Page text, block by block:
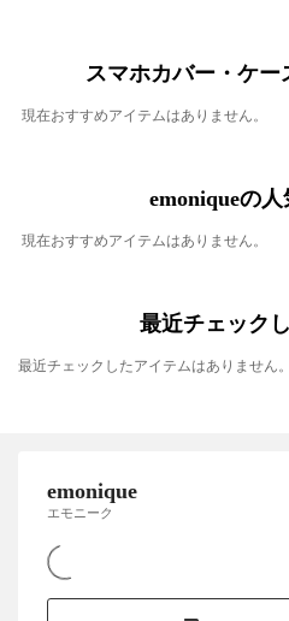
スマホカバー・ケー
現在おすすめアイテムはありません。
emoniqueの
現在おすすめアイテムはありません。
最近チェック
最近チェックしたアイテムはありません。
emonique
エモニーク